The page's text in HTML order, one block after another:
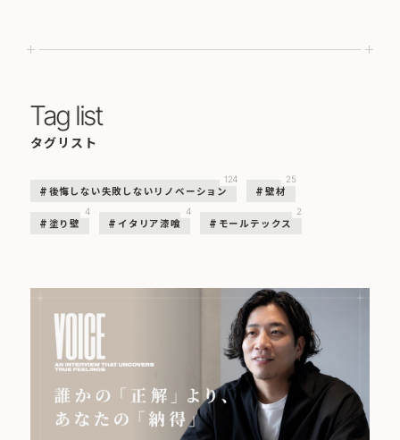
Tag list
タグリスト
後悔しない失敗しないリノベーション
124
壁材
25
塗り壁
4
イタリア漆喰
4
モールテックス
2